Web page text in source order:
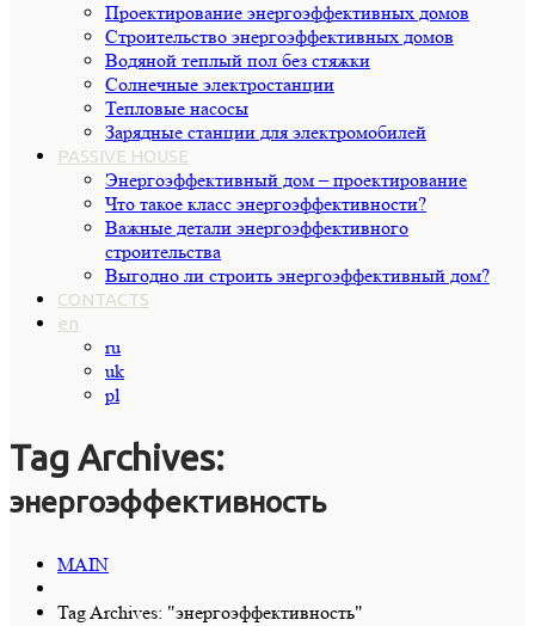
Проектирование энергоэффективных домов
Строительство энергоэффективных домов
Водяной теплый пол без стяжки
Cолнечные электростанции
Тепловые насосы
Зарядные станции для электромобилей
PASSIVE HOUSE
Энергоэффективный дом – проектирование
Что такое класс энергоэффективности?
Важные детали энергоэффективного
строительства
Выгодно ли строить энергоэффективный дом?
CONTACTS
en
ru
uk
pl
Tag Archives:
энергоэффективность
MAIN
Tag Archives: "энергоэффективность"